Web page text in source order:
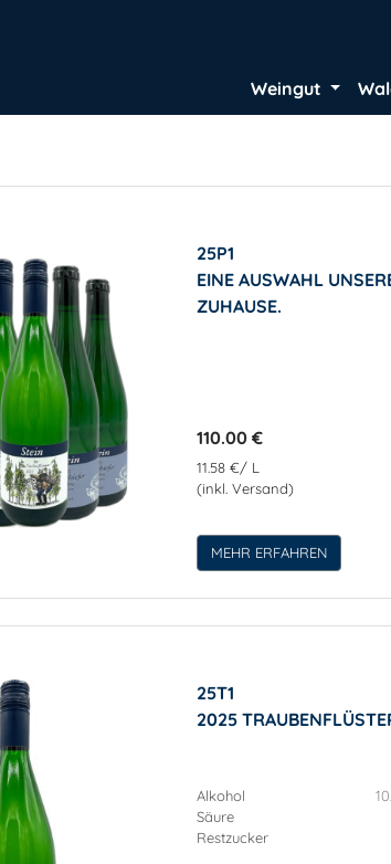
Weingut
25P1
EINE AUSWAHL
ZUHAUSE.
110.00 €
11.58 €/ L
(inkl. Versand)
MEHR ERFAHREN
25T1
2025
Alkohol
Säure
Restzucker